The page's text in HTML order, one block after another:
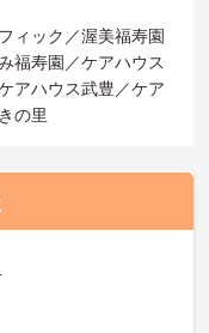
ィック／渥美福寿園
福寿園／ケアハウス
アハウス武豊／ケア
の里